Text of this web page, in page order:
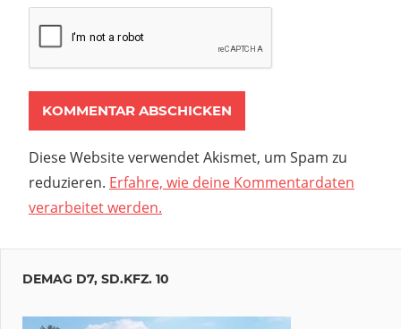
Diese Website verwendet Akismet, um Spam zu
reduzieren. Erfahre, wie deine Kommentardaten
verarbeitet werden.
DEMAG D7, SD.KFZ. 10